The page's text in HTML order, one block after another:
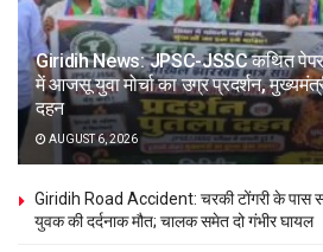
Giridih News: JPSC-JSSC कथित पेपर
में आजसू युवा मोर्चा का उग्र प्रदर्शन,
दहन
AUGUST 6, 2026
Giridih Road Accident: चरकी टोंगरी के पास
युवक की दर्दनाक मौत; चालक समेत दो गंभीर घायल